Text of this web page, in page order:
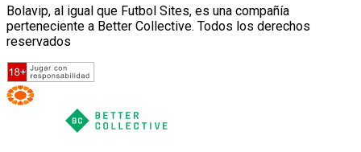
Bolavip, al igual que Futbol Sites, es una compañía
perteneciente a Better Collective. Todos los derechos
reservados